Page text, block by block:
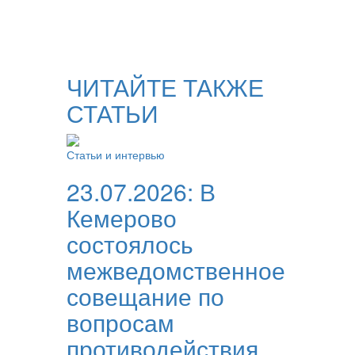
ЧИТАЙТЕ ТАКЖЕ
СТАТЬИ
Статьи и интервью
23.07.2026: В
Кемерово
состоялось
межведомственное
совещание по
вопросам